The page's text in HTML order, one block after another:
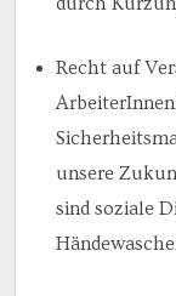
Recht auf
unsere
sind soziale